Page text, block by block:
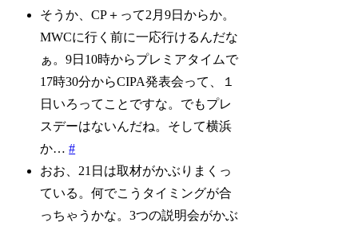
そうか、CP＋って2月9日からか。
MWCに行く前に一応行けるんだな
ぁ。9日10時からプレミアタイムで
17時30分からCIPA発表会って、１
日いろってことですな。でもプレ
スデーはないんだね。そして横浜
か…#
おお、21日は取材がかぶりまくっ
ている。何でこうタイミングが合
っちゃうかな。3つの説明会がかぶ